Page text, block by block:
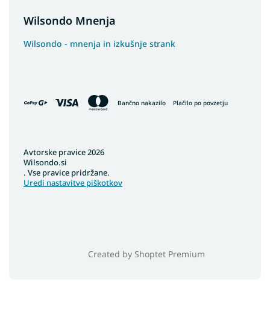
Wilsondo Mnenja
Wilsondo - mnenja in izkušnje strank
Bančno nakazilo Plačilo po povzetju
Created by Shoptet Premium
Avtorske pravice 2026
Wilsondo.si
. Vse pravice pridržane.
Uredi nastavitve piškotkov